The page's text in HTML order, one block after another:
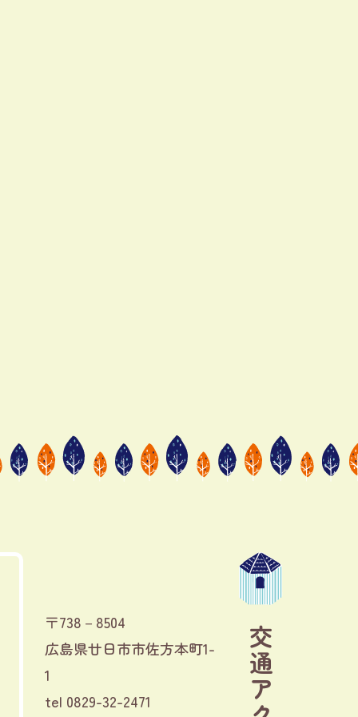
〒738－8504
広島県廿日市市佐方本町1-
1
tel 0829-32-2471